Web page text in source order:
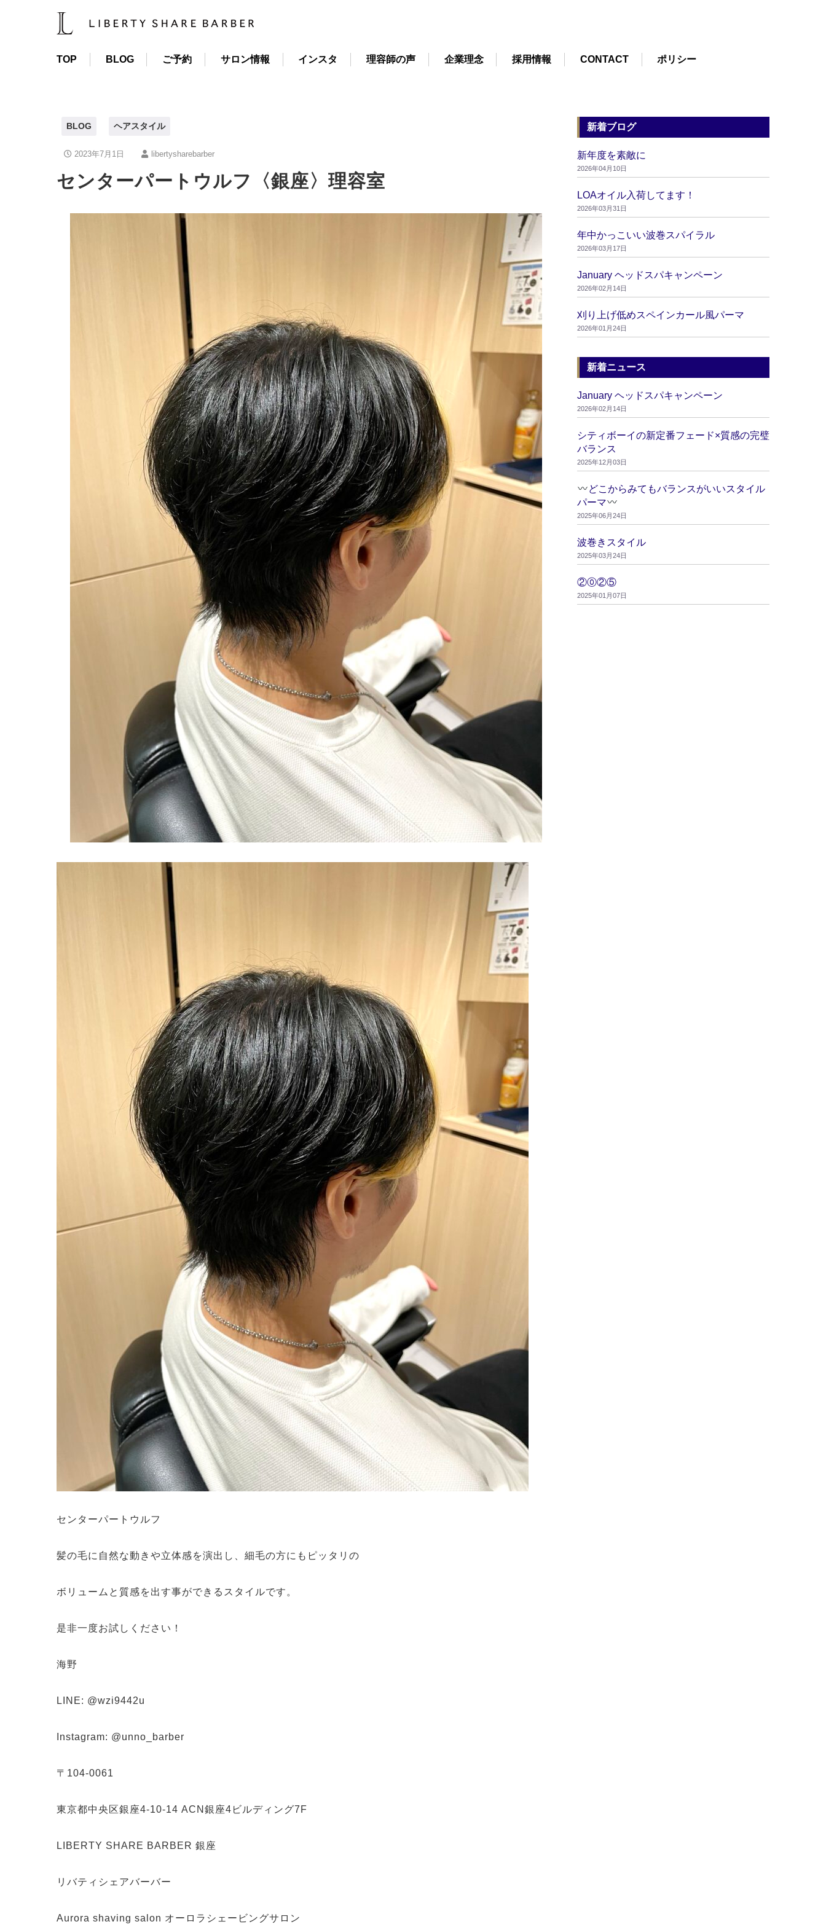
TOP BLOG ご予約 サロン情報 インスタ 理容師の声 企業理念 採用情報 CONTACT ポリシー
BLOG ヘアスタイル
2023年7月1日 libertysharebarber
センターパートウルフ〈銀座〉理容室
センターパートウルフ
髪の毛に自然な動きや立体感を演出し、細毛の方にもピッタリの
ボリュームと質感を出す事ができるスタイルです。
是非一度お試しください！
海野
LINE: @wzi9442u
Instagram: @unno_barber
〒104-0061
東京都中央区銀座4-10-14 ACN銀座4ビルディング7F
LIBERTY SHARE BARBER 銀座
リバティシェアバーバー
Aurora shaving salon オーロラシェービングサロン
新着ブログ
新年度を素敵に
2026年04月10日
LOAオイル入荷してます！
2026年03月31日
年中かっこいい波巻スパイラル
2026年03月17日
January ヘッドスパキャンペーン
2026年02月14日
刈り上げ低めスペインカール風パーマ
2026年01月24日
新着ニュース
January ヘッドスパキャンペーン
2026年02月14日
シティボーイの新定番フェード×質感の完璧
バランス
2025年12月03日
どこからみてもバランスがいいスタイル
パーマ
2025年06月24日
波巻きスタイル
2025年03月24日
②⓪②⑤
2025年01月07日